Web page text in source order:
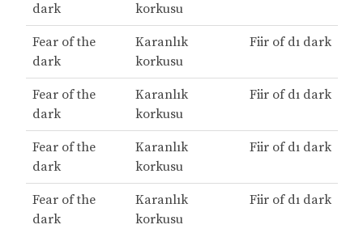
dark
korkusu
Fear of the
dark
Karanlık
korkusu
Fiir of dı dark
Fear of the
dark
Karanlık
korkusu
Fiir of dı dark
Fear of the
dark
Karanlık
korkusu
Fiir of dı dark
Fear of the
dark
Karanlık
korkusu
Fiir of dı dark